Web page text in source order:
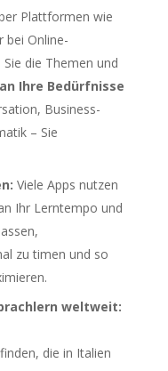
Plattformen wie
bei Online-
die Themen und
Ihre Bedürfnisse
Business-
– Sie
Viele Apps nutzen
Ihr Lerntempo und
zu timen und so
weltweit:
die in Italien